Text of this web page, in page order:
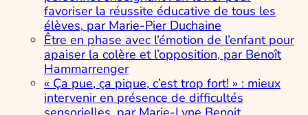
favoriser la réussite éducative de tous les
élèves, par Marie-Pier Duchaine
Être en phase avec l’émotion de l’enfant pour
apaiser la colère et l’opposition, par Benoît
Hammarrenger
« Ça pue, ça pique, c’est trop fort! » : mieux
intervenir en présence de difficultés